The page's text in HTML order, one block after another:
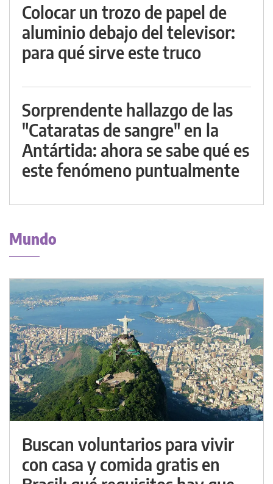
Colocar un trozo de papel de
aluminio debajo del televisor:
para qué sirve este truco
Sorprendente hallazgo de las
"Cataratas de sangre" en la
Antártida: ahora se sabe qué es
este fenómeno puntualmente
Mundo
Buscan voluntarios para vivir
con casa y comida gratis en